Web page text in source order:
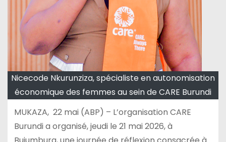
Nicecode Nkurunziza, spécialiste en autonomisation
économique des femmes au sein de CARE Burundi
MUKAZA, 22 mai (ABP) – L’organisation CARE
Burundi a organisé, jeudi le 21 mai 2026, à